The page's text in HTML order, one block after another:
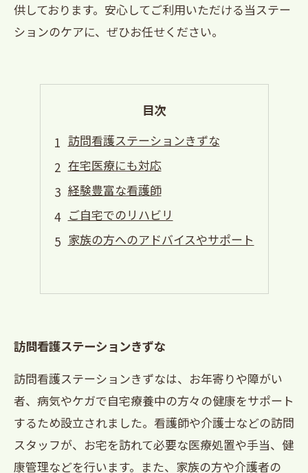
供しております。安心してご利用いただける当ステー
ションのケアに、ぜひお任せください。
目次
訪問看護ステーションきずな
在宅医療にも対応
経験豊富な看護師
ご自宅でのリハビリ
家族の方へのアドバイスやサポート
訪問看護ステーションきずな
訪問看護ステーションきずなは、お年寄りや障がい
者、病気やケガで自宅療養中の方々の健康をサポート
するため設立されました。看護師や介護士などの訪問
スタッフが、お宅を訪れて必要な医療処置や手当、健
康管理などを行います。また、家族の方や介護者の